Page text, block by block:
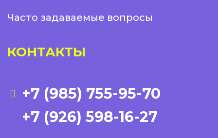
Часто задаваемые вопросы
КОНТАКТЫ
+7 (985) 755-95-70
+7 (926) 598-16-27